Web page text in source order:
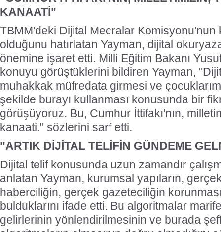
KANAATİ"
TBMM'deki Dijital Mecralar Komisyonu'nun
olduğunu hatırlatan Yayman, dijital
önemine işaret etti. Milli Eğitim Bakanı
konuyu görüştüklerini bildiren Yayman,
muhakkak müfredata girmesi ve
şekilde burayı kullanması konusunda bir
görüşüyoruz. Bu, Cumhur İttifakı'nın,
kanaati." sözlerini sarf etti.
"ARTIK DİJİTAL TELİFİN GÜNDEME
Dijital telif konusunda uzun zamandır
anlatan Yayman, kurumsal yapıların,
haberciliğin, gerçek gazeteciliğin
bulduklarını ifade etti. Bu algoritmalar
gelirlerinin yönlendirilmesinin ve burada